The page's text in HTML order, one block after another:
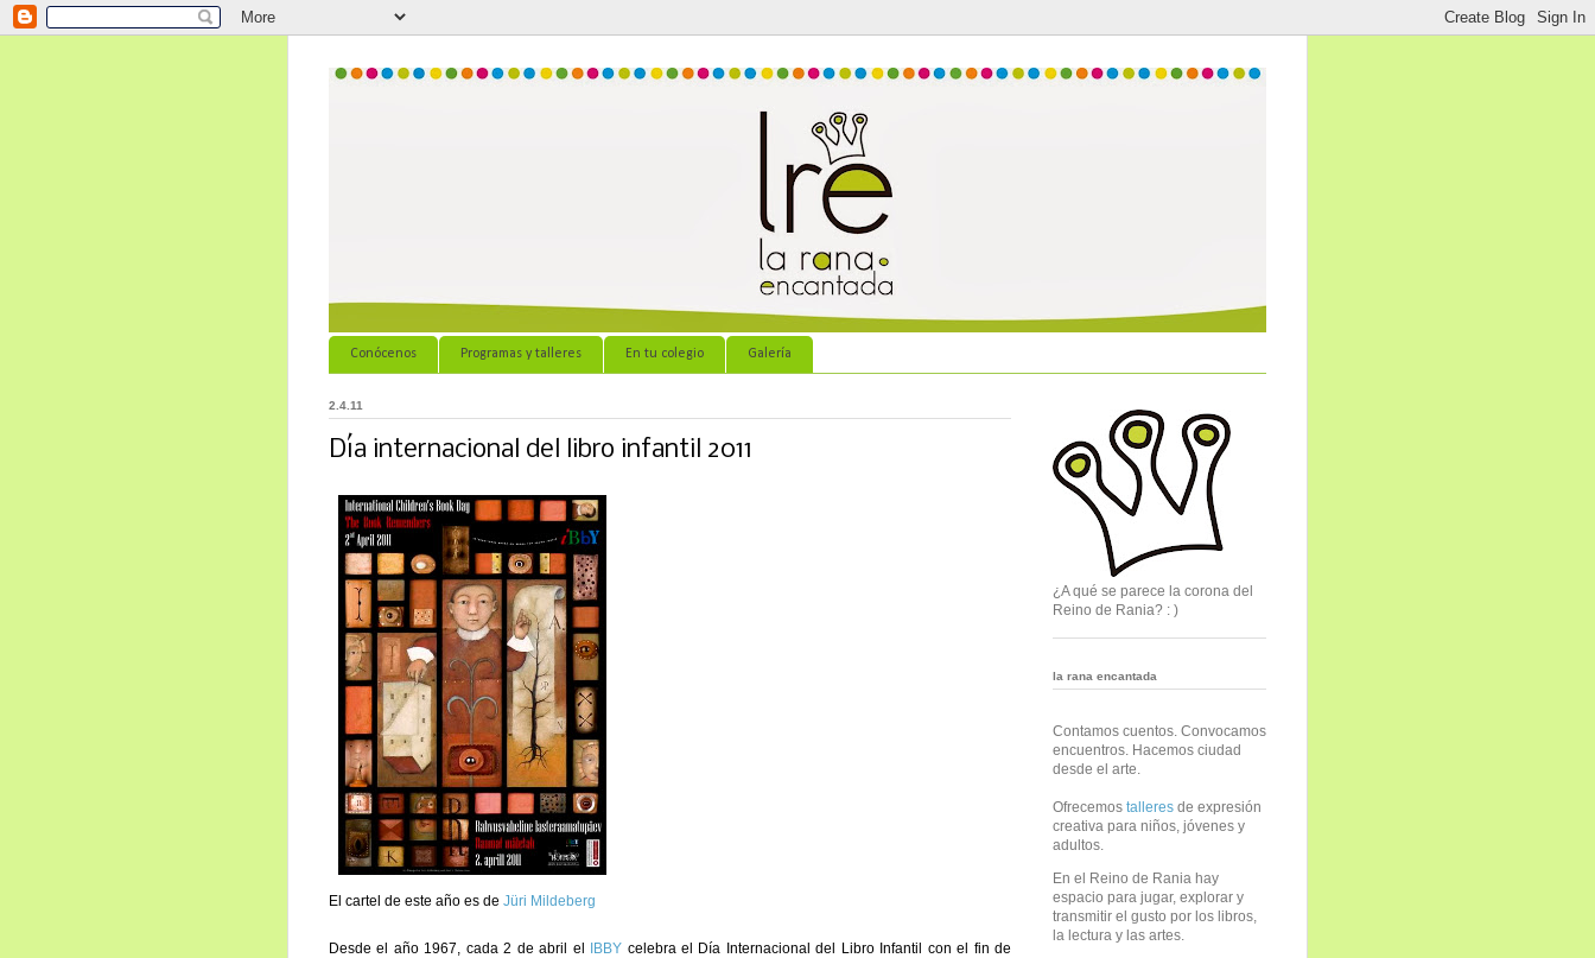
Conócenos Programas y talleres En tu colegio Galería
2.4.11
Día internacional del libro infantil 2011
El cartel de este año es de Jüri Mildeberg
Desde el año 1967, cada 2 de abril el IBBY celebra el Día Internacional del Libro Infantil con el fin de
¿A qué se parece la corona del
Reino de Rania? : )
la rana encantada
Contamos cuentos. Convocamos
encuentros. Hacemos ciudad
desde el arte.
Ofrecemos talleres de expresión
creativa para niños, jóvenes y
adultos.
En el Reino de Rania hay
espacio para jugar, explorar y
transmitir el gusto por los libros,
la lectura y las artes.